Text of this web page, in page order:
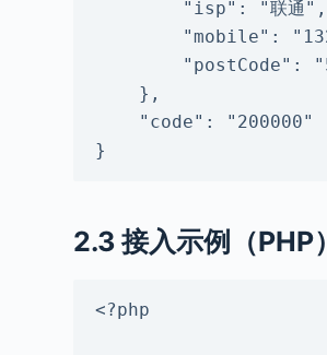
}
2.3 接入示例（PHP）
<?php